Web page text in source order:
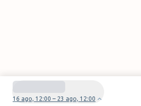
16 ago, 12:00 – 23 ago, 12:00